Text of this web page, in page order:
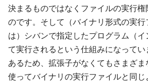
決まるものではなくファイルの実行
のです。そして（バイナリ形式の実
は）シバンで指定したプログラム（
て実行されるという仕組みになって
あるため、拡張子がなくてもさまざ
使ってバイナリの実行ファイルと同